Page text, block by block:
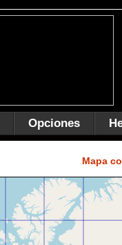
Opciones
Mapa
ER FR GR